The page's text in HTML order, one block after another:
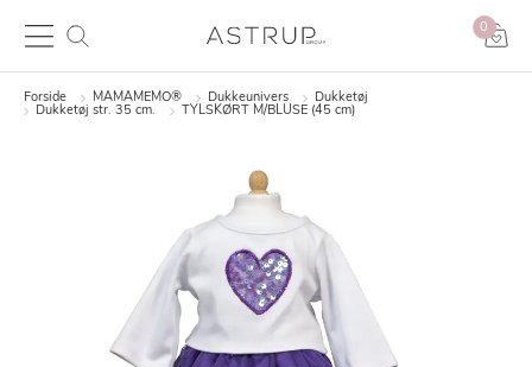
0
Forside MAMAMEMO® Dukkeunivers
Dukketøj
Dukketøj str. 35 cm.
TYLSKØRT M/BLUSE (45 cm)